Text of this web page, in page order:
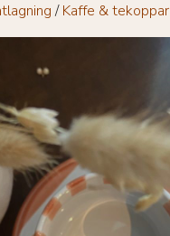
/Kaffe & tekoppar